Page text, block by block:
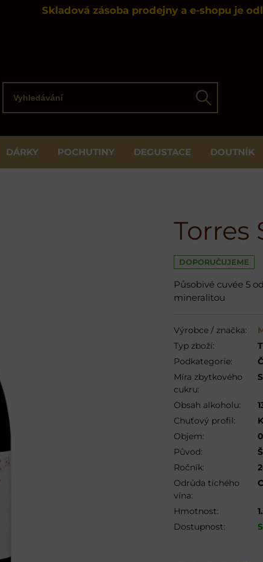
Skladová zásoba prodejny a e-shopu je
Hledat
DÁRKY POCHUTINY DEGUSTACE DOUTNÍK
Torres
DOPORUČUJEME
Působivé cuvée 5
mineralitou
Výrobce / značka:
Typ zboží:
Podkategorie:
Míra zbytkového
cukru:
Obsah alkoholu:
Chuťový profil:
Objem:
Původ:
Ročník:
Odrůda tichého
vína:
Hmotnost:
Dostupnost: